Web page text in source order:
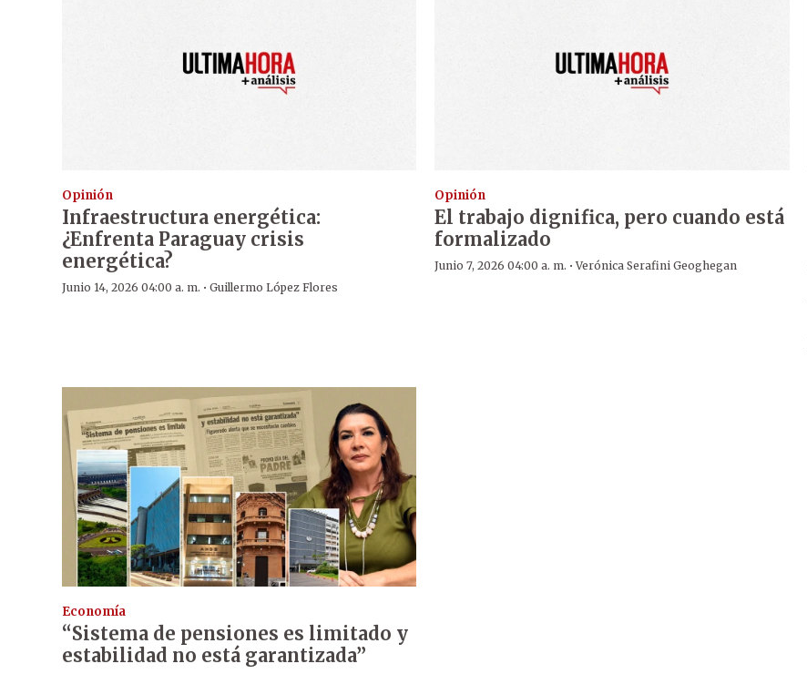
Opinión
Infraestructura energética:
¿Enfrenta Paraguay crisis
energética?
Junio 14, 2026 04:00 a. m. · Guillermo López Flores
Opinión
El trabajo dignifica, pero cuando está
formalizado
Junio 7, 2026 04:00 a. m. ·Verónica Serafini Geoghegan
Economía
“Sistema de pensiones es limitado y
estabilidad no está garantizada”